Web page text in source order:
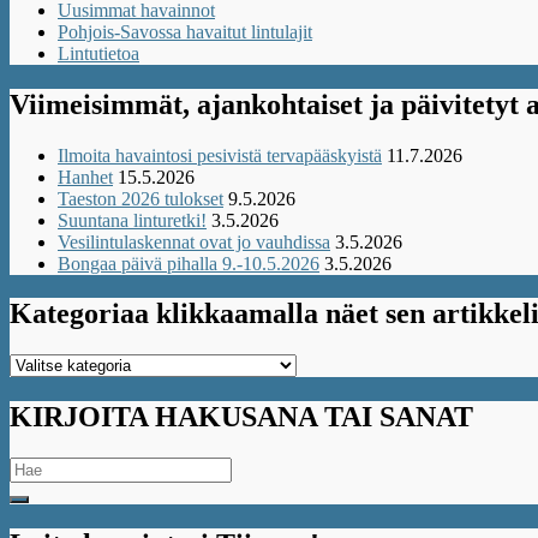
Uusimmat havainnot
Pohjois-Savossa havaitut lintulajit
Lintutietoa
Viimeisimmät, ajankohtaiset ja päivitetyt
Ilmoita havaintosi pesivistä tervapääskyistä 11.7.2026
Hanhet 15.5.2026
Taeston 2026 tulokset 9.5.2026
Suuntana linturetki! 3.5.2026
Vesilintulaskennat ovat jo vauhdissa 3.5.2026
Bongaa päivä pihalla 9.-10.5.2026 3.5.2026
Kategoriaa klikkaamalla näet sen
Kategoriaa
näet
sen
KIRJOITA HAKUSANA TAI SANAT
Search
for: